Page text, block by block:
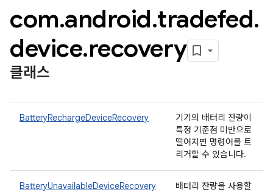
com.android.tradefed.
device.recovery
클래스
BatteryRechargeDeviceRecovery
기기의 배터리 잔량이
특정 기준점 미만으로
떨어지면 명령어를 트
리거할 수 있습니다.
BatteryUnavailableDeviceRecovery
배터리 잔량을 사용할